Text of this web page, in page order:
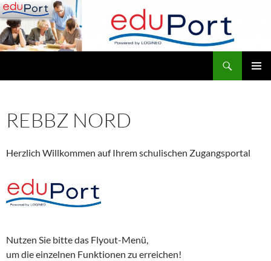
Zum
Inhalt
springen
REBBZ NORD
Herzlich Willkommen auf Ihrem schulischen Zugangsportal
Nutzen Sie bitte das Flyout-Menü,
um die einzelnen Funktionen zu erreichen!